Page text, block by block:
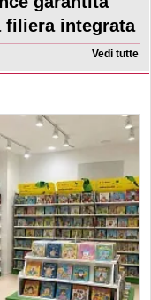
filiera integrata
Vedi tutte